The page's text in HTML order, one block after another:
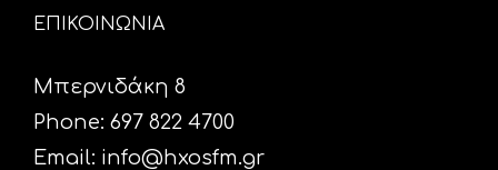
ΕΠΙΚΟΙΝΩΝΙΑ
Μπερνιδάκη 8
Phone: 697 822 4700
Email: info@hxosfm.gr